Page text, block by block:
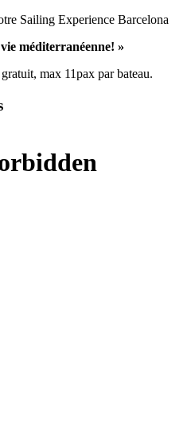
Sailing Experience Barcelona
méditerranéenne! »
max 11pax par bateau.